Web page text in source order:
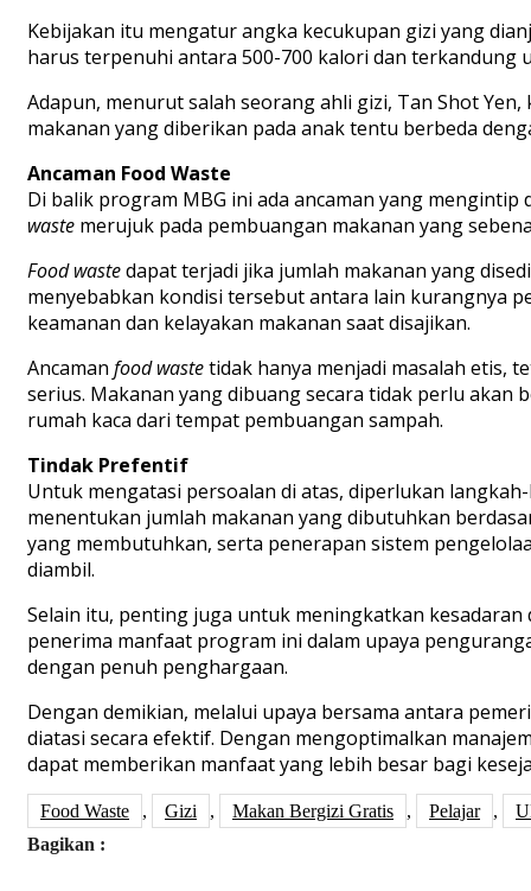
Kebijakan itu mengatur angka kecukupan gizi yang
harus terpenuhi antara 500-700 kalori dan terkandung
Adapun, menurut salah seorang ahli gizi, Tan Shot
makanan yang diberikan pada anak tentu berbeda
Ancaman Food Waste
Di balik program MBG ini ada ancaman yang
waste merujuk pada pembuangan makanan yang
Food wastedapat terjadi jika jumlah makanan yang
menyebabkan kondisi tersebut antara lain kurangnya
keamanan dan kelayakan makanan saat disajikan.
Ancaman food wastetidak hanya menjadi masalah etis,
serius. Makanan yang dibuang secara tidak perlu akan
rumah kaca dari tempat pembuangan sampah.
Tindak Prefentif
Untuk mengatasi persoalan di atas, diperlukan
menentukan jumlah makanan yang dibutuhkan
yang membutuhkan, serta penerapan sistem
diambil.
Selain itu, penting juga untuk meningkatkan
penerima manfaat program ini dalam upaya
dengan penuh penghargaan.
Dengan demikian, melalui upaya bersama antara
diatasi secara efektif. Dengan mengoptimalkan
dapat memberikan manfaat yang lebih besar bagi
Food Waste , Gizi , Makan Bergizi Gratis , Pelajar ,
Bagikan :